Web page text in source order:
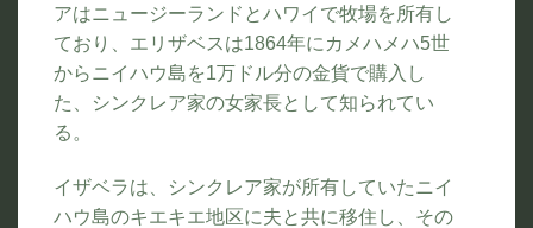
アはニュージーランドとハワイで牧場を所有し
ており、エリザベスは1864年にカメハメハ5世
からニイハウ島を1万ドル分の金貨で購入し
た、シンクレア家の女家長として知られてい
る。
イザベラは、シンクレア家が所有していたニイ
ハウ島のキエキエ地区に夫と共に移住し、その